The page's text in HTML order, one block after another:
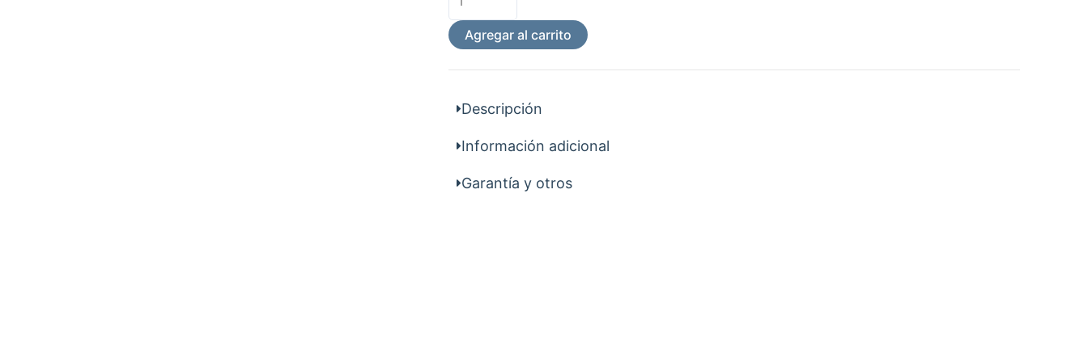
Taburete
cantidad
Agregar al carrito
Descripción
Información adicional
Garantía y otros